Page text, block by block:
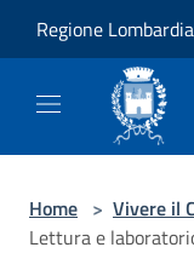
Regione Lombardia
Home > Vivere il
Lettura e